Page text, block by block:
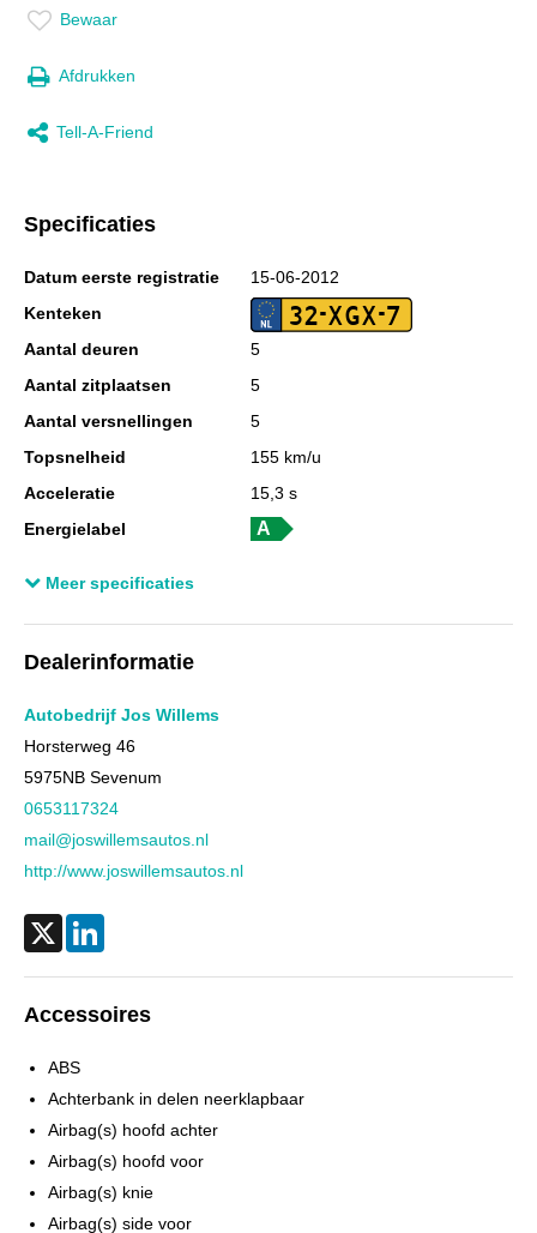
Bewaar
Afdrukken
Tell-A-Friend
Specificaties
Datum eerste registratie
15-06-2012
Kenteken
32-XGX-7
Aantal deuren
5
Aantal zitplaatsen
5
Aantal versnellingen
5
Topsnelheid
155 km/u
Acceleratie
15,3 s
Energielabel
Wielbasis
Cilinderinhoud
Aantal cilinders
Kleur
Motorrijtuigenbelasting
Gewicht (leeg)
Aandrijving
Gecombineerd verbruik
Verbruik stad
5,7 l/100km
Verbruik snelweg
CO₂-emissie
Meer specificaties
Dealerinformatie
Autobedrijf Jos Willems
Horsterweg 46
5975NB Sevenum
0653117324
mail@joswillemsautos.nl
http://www.joswillemsautos.nl
Accessoires
ABS
Achterbank in delen neerklapbaar
Airbag(s) hoofd achter
Airbag(s) hoofd voor
Airbag(s) knie
Airbag(s) side voor